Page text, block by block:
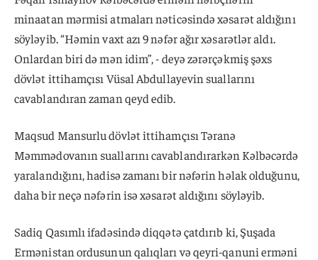
minaatan mərmisi atmaları nəticəsində xəsarət aldığını
söyləyib. “Həmin vaxt azı 9 nəfər ağır xəsarətlər aldı.
Onlardan biri də mən idim”, - deyə zərərçəkmiş şəxs
dövlət ittihamçısı Vüsal Abdullayevin suallarını
cavablandıran zaman qeyd edib.
Maqsud Mansurlu dövlət ittihamçısı Təranə
Məmmədovanın suallarını cavablandırarkən Kəlbəcərdə
yaralandığını, hadisə zamanı bir nəfərin həlak olduğunu,
daha bir neçə nəfərin isə xəsarət aldığını söyləyib.
Sadiq Qasımlı ifadəsində diqqətə çatdırıb ki, Şuşada
Ermənistan ordusunun qalıqları və qeyri-qanuni erməni